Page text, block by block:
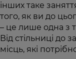
інших таке
того, як ви до
– це лише одна з
Від стільниці до
місць, які